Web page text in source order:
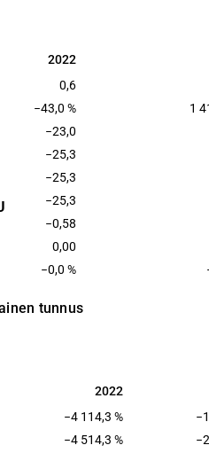
2022
2022
0,6
−43,0 % 1
−23,0
−25,3
−25,3
−25,3
−0,58
0,00
−0,0 %
tunnus
2022
2022
−4 114,3 %
−4 514,3 %